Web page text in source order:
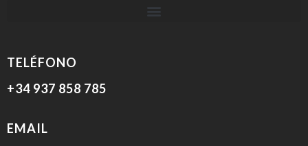
TELÉFONO
+34 937 858 785
EMAIL